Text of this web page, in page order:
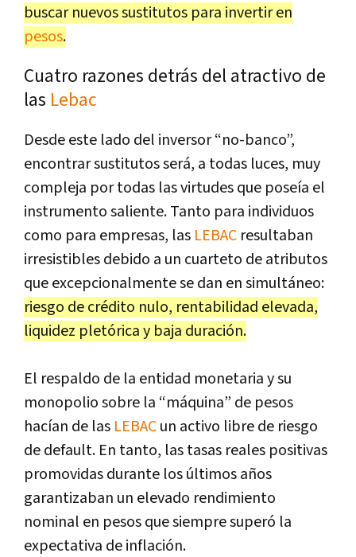
buscar nuevos sustitutos para invertir en
pesos.
Cuatro razones detrás del atractivo de
las Lebac
Desde este lado del inversor “no-banco”,
encontrar sustitutos será, a todas luces, muy
compleja por todas las virtudes que poseía el
instrumento saliente. Tanto para individuos
como para empresas, las LEBAC resultaban
irresistibles debido a un cuarteto de atributos
que excepcionalmente se dan en simultáneo:
riesgo de crédito nulo, rentabilidad elevada,
liquidez pletórica y baja duración.
El respaldo de la entidad monetaria y su
monopolio sobre la “máquina” de pesos
hacían de las LEBACun activo libre de riesgo
de default. En tanto, las tasas reales positivas
promovidas durante los últimos años
garantizaban un elevado rendimiento
nominal en pesos que siempre superó la
expectativa de inflación.